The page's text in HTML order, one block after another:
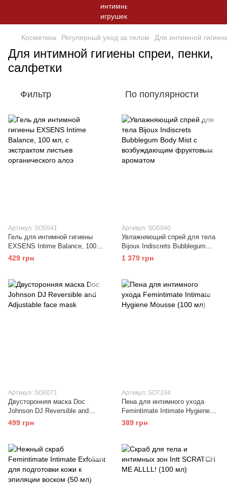
Косметика Регулярный уход за телом Для интимной
Для интимной гигиены спреи, пенки,
салфетки
Фильтр По популярности
Артикул: SO5541
Гель для интимной гигиены
EXSENS Intime Balance, 100
мл, с экстрактом листьев
органического алоэ
429 грн
Артикул: SO5940
Увлажняющий спрей для тела
Bijoux Indiscrets Bubblegum
Body Mist с возбуждающим
фруктовым ароматом
1 379 грн
Артикул: SO6071
Двусторонняя маска Doc
Johnson DJ Reversible and
Adjustable face mask
499 грн
Артикул: SO7334
Пена для интимного ухода
Femintimate Intimate Hygiene
Mousse (100 мл)
389 грн